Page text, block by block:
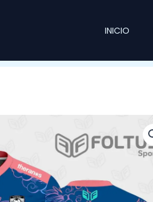
INICIO